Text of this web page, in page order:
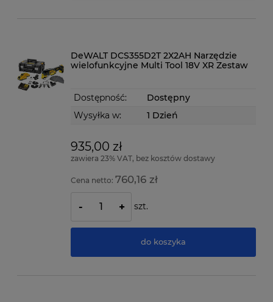
DeWALT DCS355D2T 2X2AH Narzędzie
wielofunkcyjne Multi Tool 18V XR Zestaw
Dostępność:
Dostępny
Wysyłka w:
1 Dzień
935,00 zł
zawiera 23% VAT, bez kosztów dostawy
Cena netto:760,16 zł
- + szt.
do koszyka